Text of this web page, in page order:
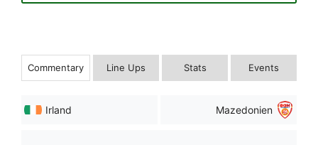
Commentary Line Ups Stats Events
Irland Mazedonien